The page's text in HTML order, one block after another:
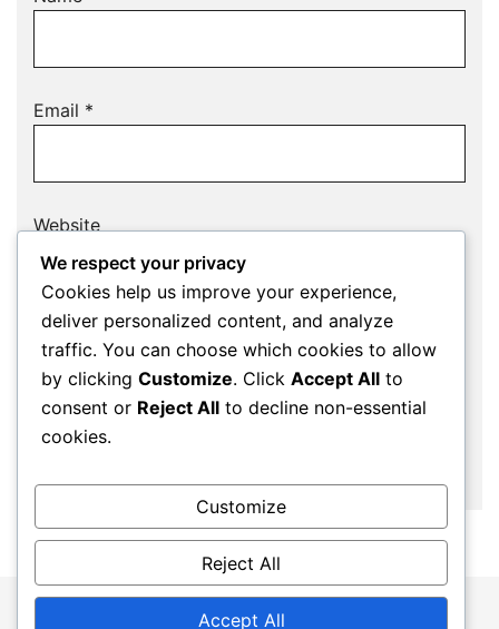
Email *
Website
Save my name, email, and website in this
browser for the next time I comment.
We respect your privacy
Cookies help us improve your experience,
deliver personalized content, and analyze
traffic. You can choose which cookies to allow
by clicking Customize. Click Accept All to
consent or Reject All to decline non-essential
cookies.
Customize
Reject All
Accept All